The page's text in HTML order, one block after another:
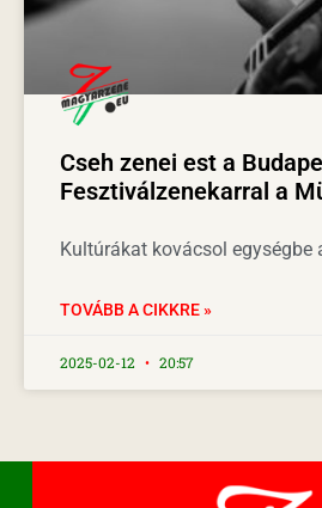
Cseh zenei est a
Fesztiválzenekarral a
Kultúrákat kovácsol egységbe
TOVÁBB A CIKKRE »
2025-02-12 20:57